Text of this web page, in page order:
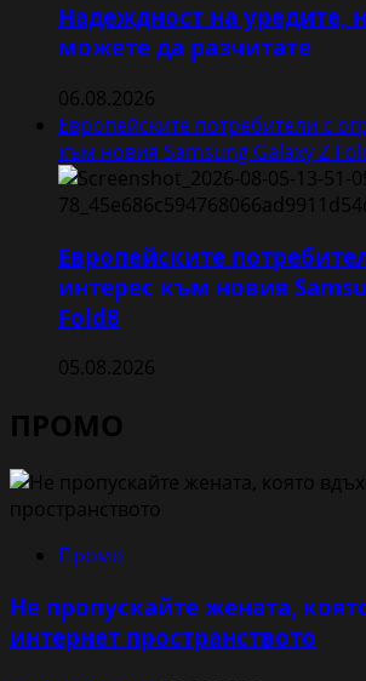
Надеждност на уредите,
можете да разчитате
06.08.2026
Европейските потребители с
към новия Samsung Galaxy Z
Европейските
интерес към новия
Fold8
05.08.2026
ПРОМО
Промо
Не пропускайте жената,
интернет пространството